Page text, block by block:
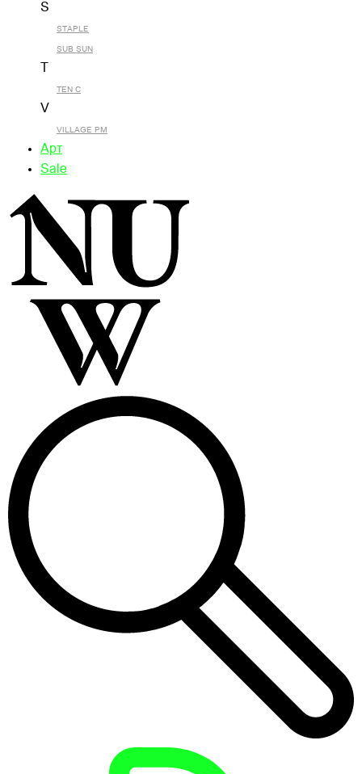
S
STAPLE
SUB SUN
TEN C
V
VILLAGE PM
Арт
Sale